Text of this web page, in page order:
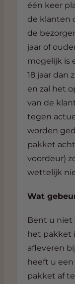
één keer
de klanten
de
jaar of
mogelijk is
18 jaar dan
en zal het
van de
tegen
worden
pakket
voordeur)
wettelijk
Wat
Bent u niet
het pakket
afleveren
heeft u
pakket af